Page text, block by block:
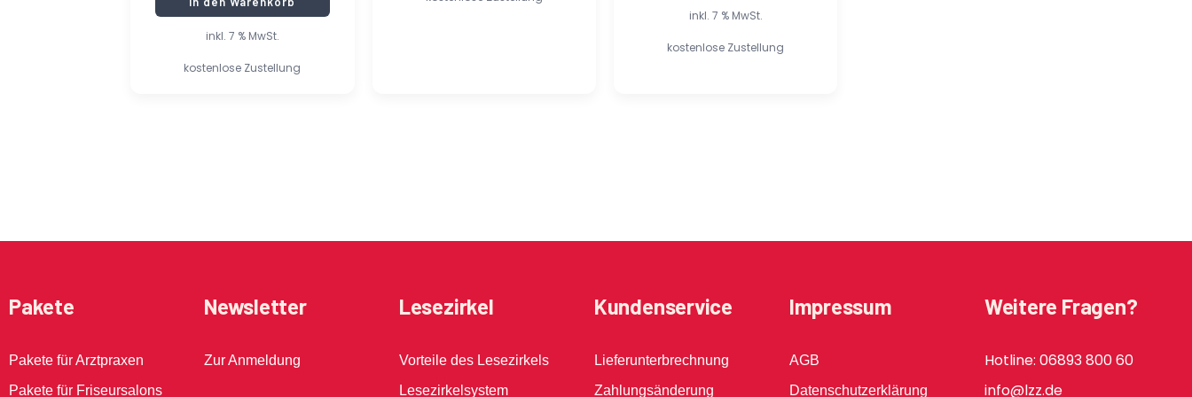
inkl. 7 % MwSt.
kostenlose Zustellung
inkl. 7 % MwSt.
kostenlose Zustellung
Pakete
Pakete für Arztpraxen
Pakete für Friseursalons
Newsletter
Zur Anmeldung
Lesezirkel
Vorteile des Lesezirkels
Lesezirkelsystem
Kundenservice
Lieferunterbrechnung
Zahlungsänderung
Impressum
AGB
Datenschutzerklärung
Weitere Fragen?
Hotline: 06893 800 60
info@lzz.de